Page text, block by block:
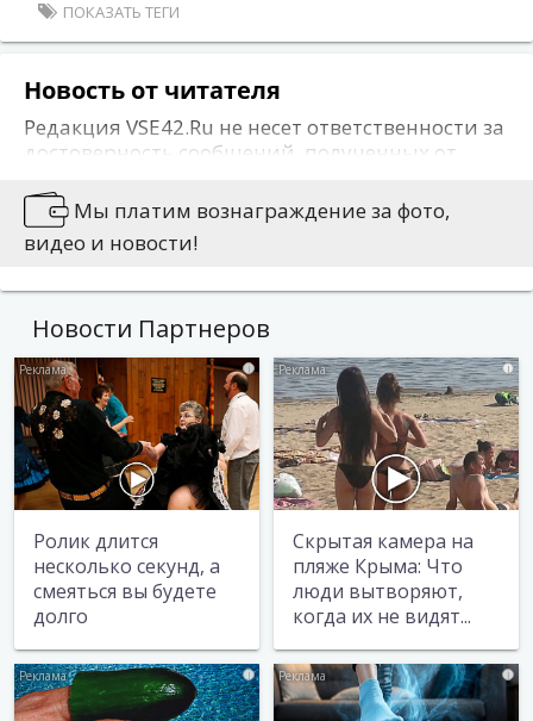
ПОКАЗАТЬ ТЕГИ
Новость от читателя
Редакция VSE42.Ru не несет ответственности за
достоверность сообщений, полученных от
может не совпадать с позицией авторов
сообщений. На сайте не публикуется
информация, носящая оскорбительный
которые могут привести к нарушению
действующего законодательства.
Вы можете сообщить новости:
Позвонив по 76-79-79
Написав на news@vse42.ru
Написав нам
ВКонтакте
Мы платим вознаграждение за фото,
видео и новости!
Новости Партнеров
i
Ролик длится
несколько секунд, а
смеяться вы будете
долго
i
Скрытая камера на
пляже Крыма: Что
люди вытворяют,
когда их не видят...
i i